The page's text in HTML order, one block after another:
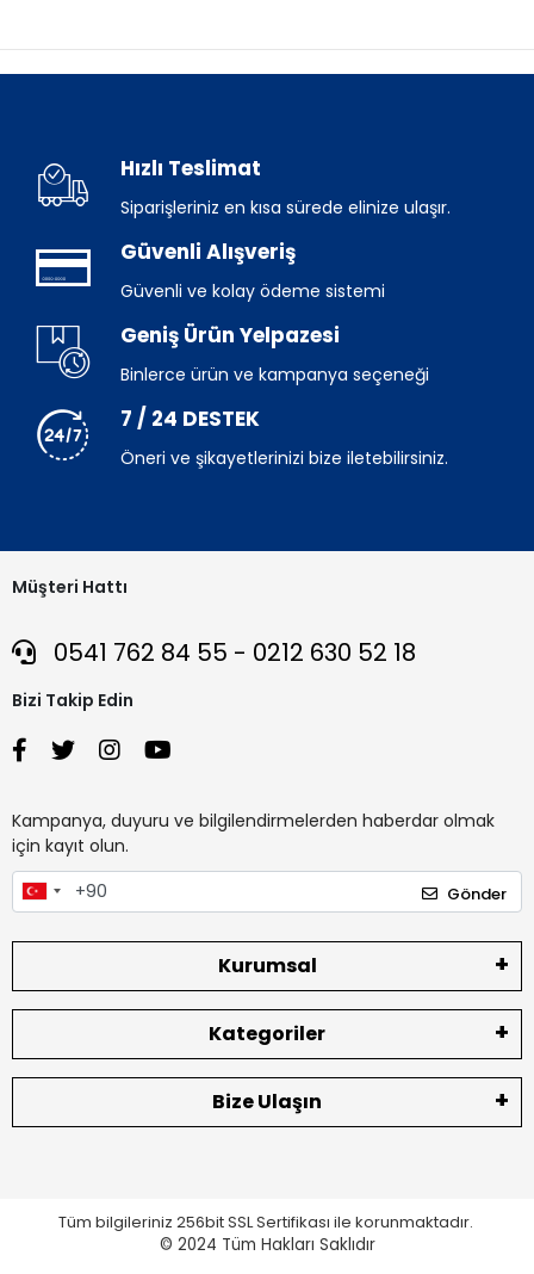
Hızlı Teslimat
Siparişleriniz en kısa sürede elinize ulaşır.
Güvenli Alışveriş
Güvenli ve kolay ödeme sistemi
Geniş Ürün Yelpazesi
Binlerce ürün ve kampanya seçeneği
7 / 24 DESTEK
Öneri ve şikayetlerinizi bize iletebilirsiniz.
Müşteri Hattı
0541 762 84 55 - 0212 630 52 18
Bizi Takip Edin
Kampanya, duyuru ve bilgilendirmelerden haberdar olmak
için kayıt olun.
Gönder
Kurumsal
Kategoriler
Bize Ulaşın
Tüm bilgileriniz 256bit SSL Sertifikası ile korunmaktadır.
© 2024 Tüm Hakları Saklıdır